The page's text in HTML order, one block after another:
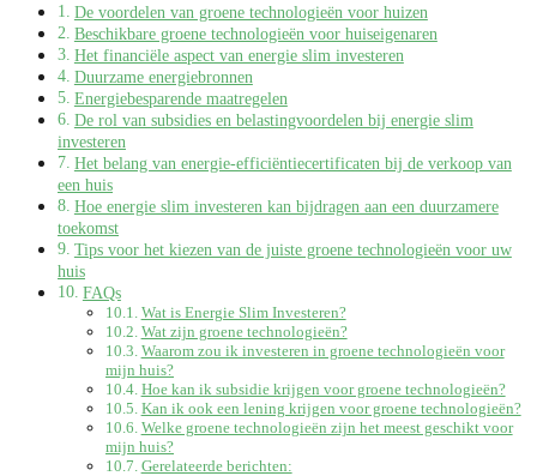
De voordelen van groene technologieën voor huizen
Beschikbare groene technologieën voor huiseigenaren
Het financiële aspect van energie slim investeren
Duurzame energiebronnen
Energiebesparende maatregelen
De rol van subsidies en belastingvoordelen bij energie slim
investeren
Het belang van energie-efficiëntiecertificaten bij de verkoop van
een huis
Hoe energie slim investeren kan bijdragen aan een duurzamere
toekomst
Tips voor het kiezen van de juiste groene technologieën voor uw
huis
FAQs
Wat is Energie Slim Investeren?
Wat zijn groene technologieën?
Waarom zou ik investeren in groene technologieën voor
mijn huis?
Hoe kan ik subsidie krijgen voor groene technologieën?
Kan ik ook een lening krijgen voor groene technologieën?
Welke groene technologieën zijn het meest geschikt voor
mijn huis?
Gerelateerde berichten: